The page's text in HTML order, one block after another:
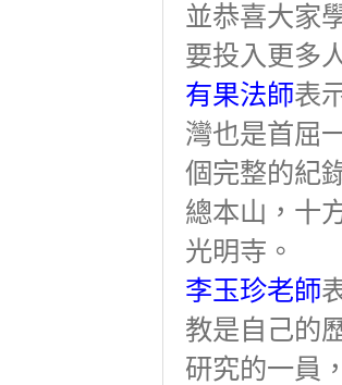
並恭喜大家
要投入更多
有果法師表
灣也是首屈
個完整的紀
總本山，十
光明寺。
李玉珍老師
教是自己的
研究的一員